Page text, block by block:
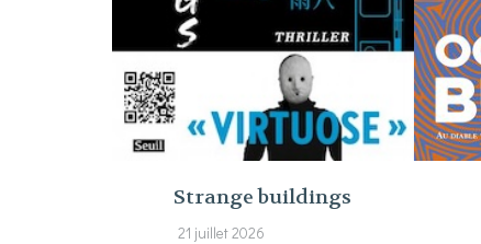
Strange buildings
21 juillet 2026